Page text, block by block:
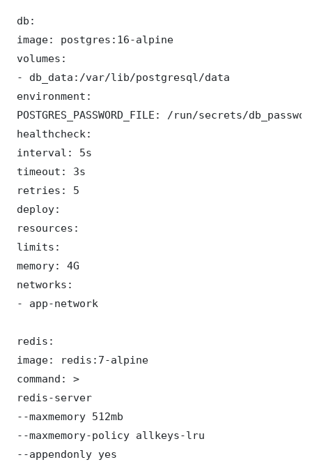
db:
image: postgres:16-alpine
volumes:
- db_data:/var/lib/postgresql/data
environment:
POSTGRES_PASSWORD_FILE: /run/secrets/
healthcheck:
interval: 5s
timeout: 3s
retries: 5
deploy:
resources:
limits:
memory: 4G
networks:
- app-network
redis:
image: redis:7-alpine
command: >
redis-server
--maxmemory 512mb
--maxmemory-policy allkeys-lru
--appendonly yes